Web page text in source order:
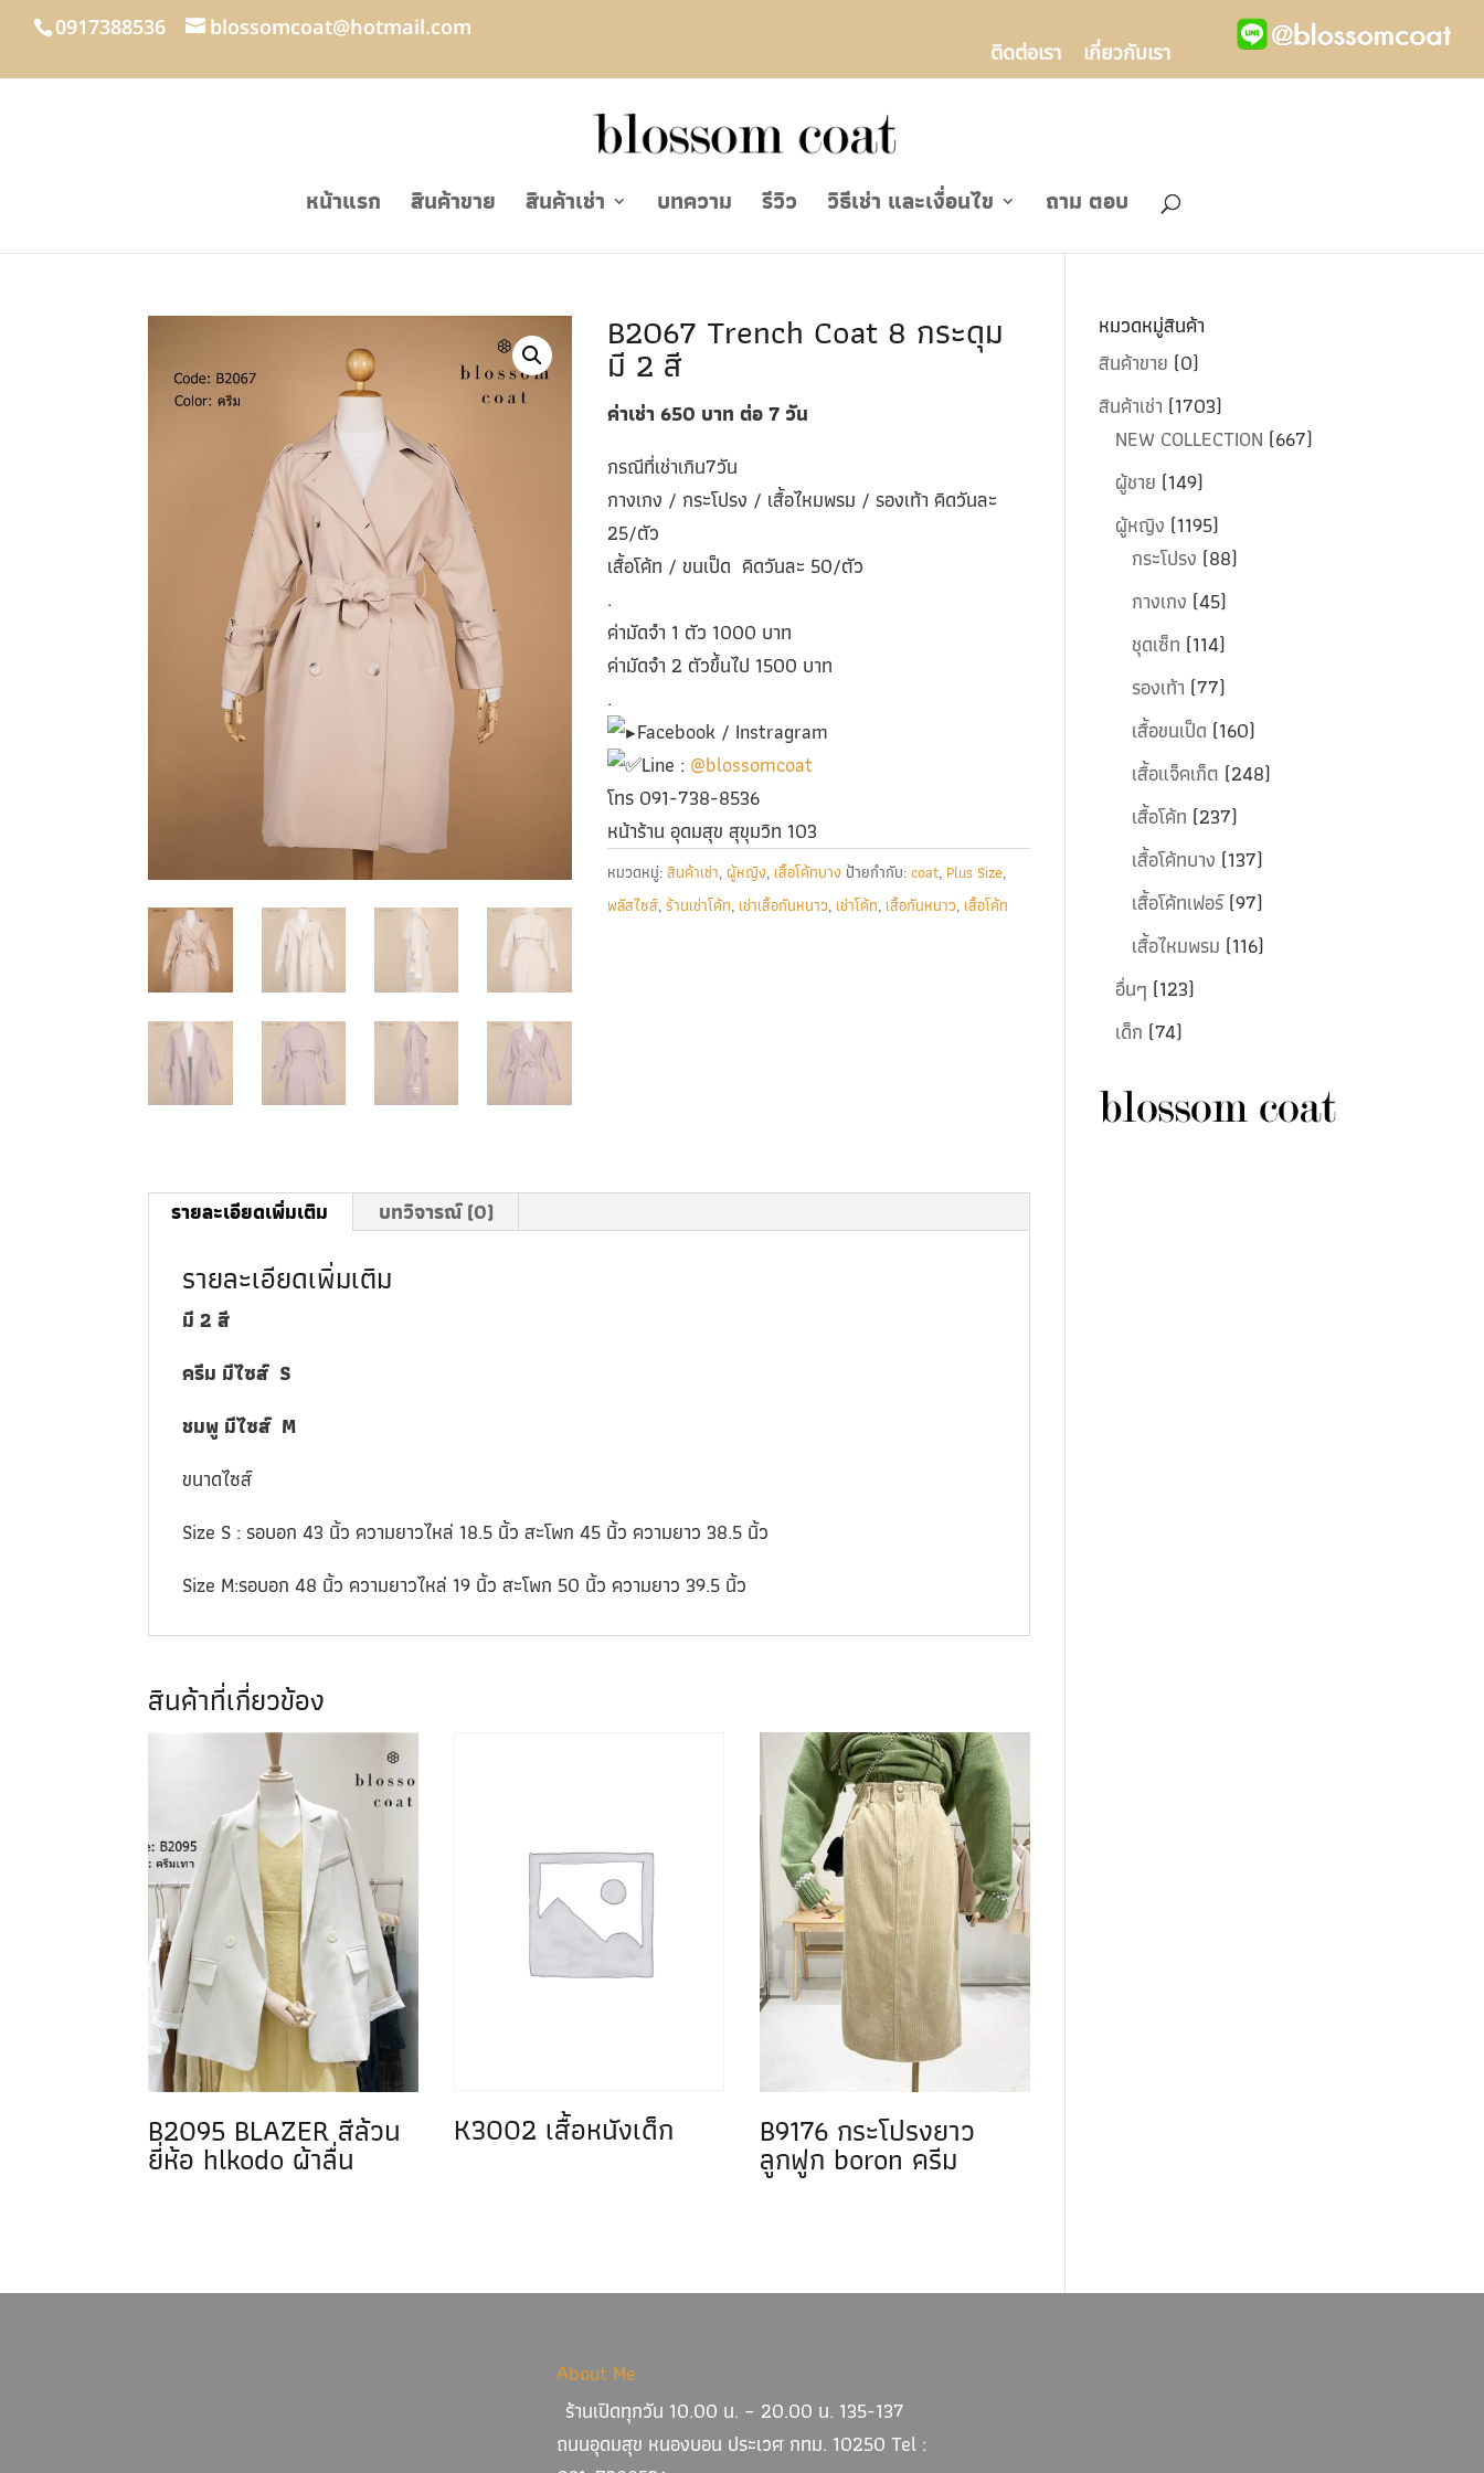
0917388536
blossomcoat@hotmail.com
ติดต่อเรา
เกี่ยวกับเรา
หน้าแรก สินค้าขาย สินค้าเช่า บทความ รีวิว วิธีเช่า และเงื่อนไข ถาม ตอบ
B2067 Trench Coat 8 กระดุม
มี 2 สี
ค่าเช่า 650 บาท ต่อ 7 วัน
กรณีที่เช่าเกิน7วัน
กางเกง / กระโปรง / เสื้อไหมพรม / รองเท้า คิดวันละ
25/ตัว
เสื้อโค้ท / ขนเป็ด คิดวันละ 50/ตัว
.
ค่ามัดจำ 1 ตัว 1000 บาท
ค่ามัดจำ 2 ตัวขึ้นไป 1500 บาท
.
Facebook / Instragram
Line : @blossomcoat
โทร 091-738-8536
หน้าร้าน อุดมสุข สุขุมวิท 103
หมวดหมู่:สินค้าเช่า,ผู้หญิง, เสื้อโค้ทบาง ป้ายกำกับ:coat, Plus Size,
พลัสไซส์,ร้านเช่าโค้ท, เช่าเสื้อกันหนาว, เช่าโค้ท, เสื้อกันหนาว, เสื้อโค้ท
รายละเอียดเพิ่มเติม บทวิจารณ์ (0)
รายละเอียดเพิ่มเติม
มี 2 สี
ครีม มีไซส์ S
ชมพู มีไซส์ M
ขนาดไซส์
Size S : รอบอก 43 นิ้ว ความยาวไหล่ 18.5 นิ้ว สะโพก 45 นิ้ว ความยาว 38.5 นิ้ว
Size M:รอบอก 48 นิ้ว ความยาวไหล่ 19 นิ้ว สะโพก 50 นิ้ว ความยาว 39.5 นิ้ว
สินค้าที่เกี่ยวข้อง
B2095 BLAZER สีล้วน
ยี่ห้อ hlkodo ผ้าลื่น
K3002 เสื้อหนังเด็ก B9176 กระโปรงยาว
ลูกฟูก boron ครีม
หมวดหมู่สินค้า
สินค้าขาย (0)
สินค้าเช่า (1703)
NEW COLLECTION (667)
ผู้ชาย (149)
ผู้หญิง (1195)
กระโปรง (88)
กางเกง (45)
ชุดเซ็ท (114)
รองเท้า (77)
เสื้อขนเป็ด (160)
เสื้อแจ็คเก็ต (248)
เสื้อโค้ท (237)
เสื้อโค้ทบาง (137)
เสื้อโค้ทเฟอร์ (97)
เสื้อไหมพรม (116)
อื่นๆ (123)
เด็ก (74)
About Me
ร้านเปิดทุกวัน 10.00 น. – 20.00 น. 135-137
ถนนอุดมสุข หนองบอน ประเวศ กทม. 10250 Tel :